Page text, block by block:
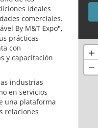
ideales
comerciales.
By M&T Expo",
prácticas
con
y capacitación
industrias
en servicios
una plataforma
relaciones
+
−